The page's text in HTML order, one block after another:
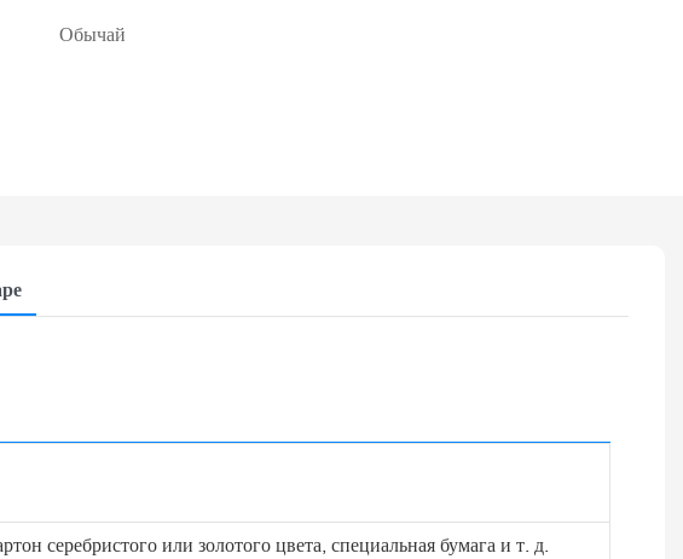
Обычай
серебристого или золотого цвета, специальная бумага и т. д.